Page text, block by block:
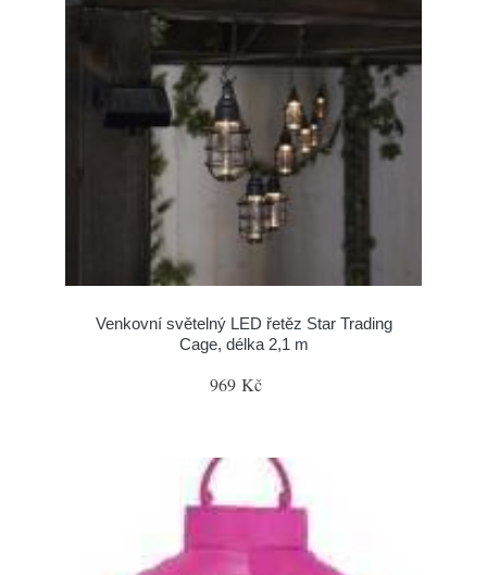
Venkovní světelný LED řetěz Star Trading
Cage, délka 2,1 m
969 Kč